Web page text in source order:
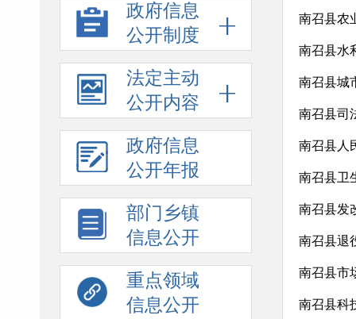
政府信息
公开制度
法定主动
公开内容
政府信息
公开年报
部门乡镇
信息公开
重点领域
信息公开
南召县农
南召县水
南召县城
南召县司
南召县人
南召县卫
南召县发
南召县退
南召县市
南召县科